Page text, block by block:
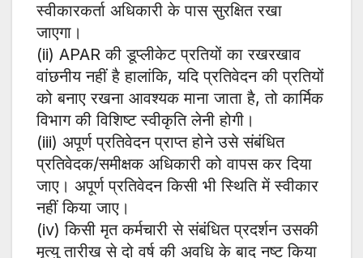
स्वीकारकर्ता अधिकारी के पास सुरक्षित रखा
जाएगा।
(ii) APAR की डूप्लीकेट प्रतियों का रखरखाव
वांछनीय नहीं है हालांकि, यदि प्रतिवेदन की प्रतियों
को बनाए रखना आवश्यक माना जाता है, तो कार्मिक
विभाग की विशिष्ट स्वीकृति लेनी होगी।
(iii) अपूर्ण प्रतिवेदन प्राप्त होने उसे संबंधित
प्रतिवेदक/समीक्षक अधिकारी को वापस कर दिया
जाए। अपूर्ण प्रतिवेदन किसी भी स्थिति में स्वीकार
नहीं किया जाए।
(iv) किसी मृत कर्मचारी से संबंधित प्रदर्शन उसकी
मृत्यु तारीख से दो वर्ष की अवधि के बाद नष्ट किया